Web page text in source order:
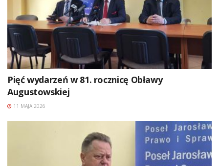
Pięć wydarzeń w 81. rocznicę Obławy
Augustowskiej
11 MAJA 2026